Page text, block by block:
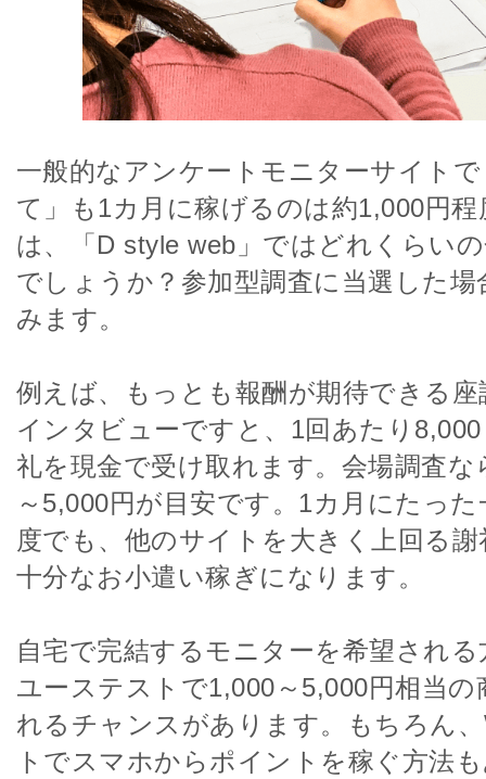
一般的なアンケートモニターサイト
て」も1カ月に稼げるのは約1,000円
は、「D style web」ではどれくらい
でしょうか？参加型調査に当選した
みます。
例えば、もっとも報酬が期待できる
インタビューですと、1回あたり
礼を現金で受け取れます。会場調査な
～5,000円が目安です。1カ月にたっ
度でも、他のサイトを大きく上回る
十分なお小遣い稼ぎになります。
自宅で完結するモニターを希望され
ユーステストで1,000～5,000円相当の
れるチャンスがあります。もちろん
トでスマホからポイントを稼ぐ方法